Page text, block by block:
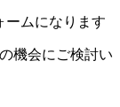
ームになります
機会にご検討い